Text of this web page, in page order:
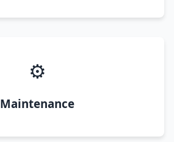
⚙️
Maintenance